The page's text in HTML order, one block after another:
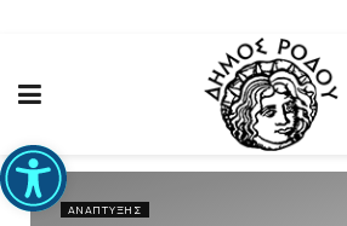
Ανοίξτε τη γραμμή εργαλείων
ΑΝΆΠΤΥΞΗΣ